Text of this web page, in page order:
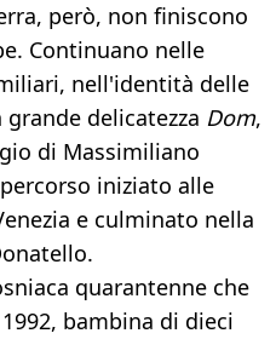
però, non finiscono
Continuano nelle
nell'identità delle
delicatezza Dom,
di Massimiliano
iniziato alle
e culminato nella
quarantenne che
bambina di dieci